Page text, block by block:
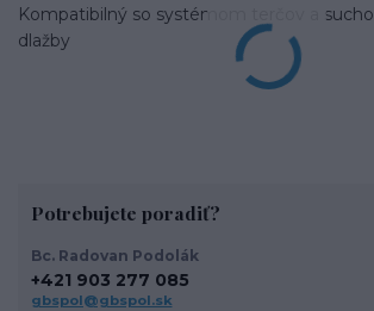
Kompatibilný so systémom terčov a
dlažby
Potrebujete poradiť?
Bc. Radovan Podolák
+421 903 277 085
gbspol@gbspol.sk